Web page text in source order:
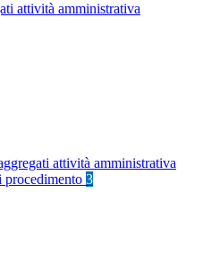
attività amministrativa
attività amministrativa
3